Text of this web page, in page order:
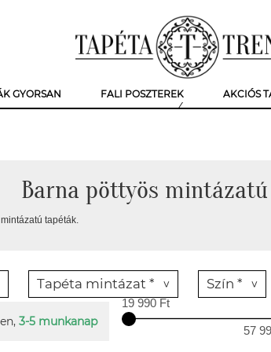
GYORSAN FALI POSZTEREK AKCIÓS
Barna pöttyös
tapéták.
Tapéta mintázat * Szín *
3-5 munkanap
19 990 Ft
57